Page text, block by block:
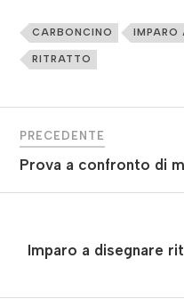
CARBONCINO IMPARO
RITRATTO
PRECEDENTE
Prova a confronto di
Imparo a disegnare